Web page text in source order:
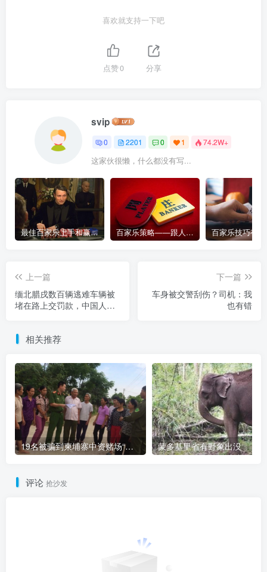
喜欢就支持一下吧
点赞0 分享
svip
0 2201 0 1 74.2W+
这家伙很懒，什么都没有写...
最佳百家乐上手和赢钱指南 – 终极版 百家乐策略——跟人胜过跟路
上一篇
缅北腊戌数百辆逃难车辆被
堵在路上交罚款，中国人、
下一篇
车身被交警刮伤？司机：我
也有错
相关推荐
19名被骗到柬埔寨中资赌场“做菠菜”的越南人被解救 蒙多基里省有野象出没
评论 抢沙发